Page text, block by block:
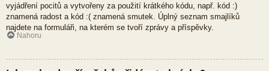
vyjádření pocitů a vytvořeny za použití krátkého kódu, např. kód :)
znamená radost a kód :( znamená smutek. Úplný seznam smajlíků
najdete na formuláři, na kterém se tvoří zprávy a příspěvky.
Nahoru